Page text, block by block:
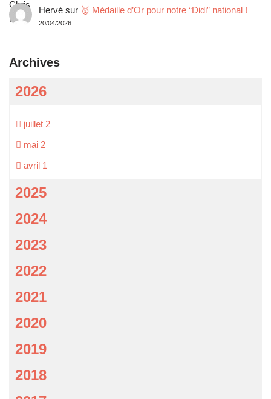
Hervésur 🥇 Médaille d’Or pour notre “Didi” national !
20/04/2026
Archives
2026
juillet 2
mai 2
avril 1
2025
2024
2023
2022
2021
2020
2019
2018